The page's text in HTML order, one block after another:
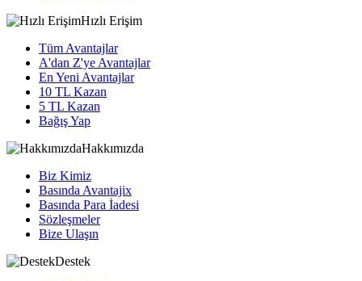
Hızlı Erişim
Tüm Avantajlar
A'dan Z'ye Avantajlar
En Yeni Avantajlar
10 TL Kazan
5 TL Kazan
Bağış Yap
Hakkımızda
Biz Kimiz
Basında Avantajix
Basında Para İadesi
Sözleşmeler
Bize Ulaşın
Destek